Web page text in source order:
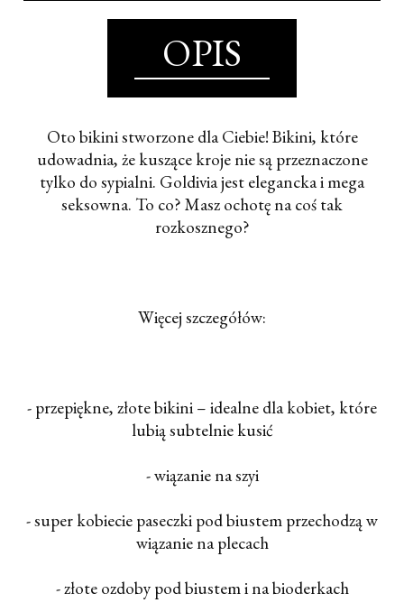
OPIS
Oto bikini stworzone dla Ciebie! Bikini, które
udowadnia, że kuszące kroje nie są przeznaczone
tylko do sypialni. Goldivia jest elegancka i mega
seksowna. To co? Masz ochotę na coś tak
rozkosznego?
Więcej szczegółów:
- przepiękne, złote bikini – idealne dla kobiet, które
lubią subtelnie kusić
- wiązanie na szyi
- super kobiecie paseczki pod biustem przechodzą w
wiązanie na plecach
- złote ozdoby pod biustem i na bioderkach